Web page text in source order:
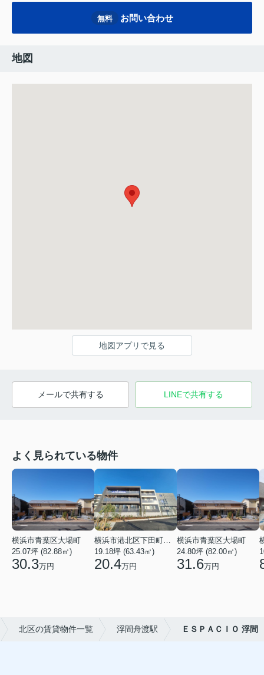
無料 お問い合わせ
地図
地図アプリで見る
メールで共有する LINEで共有する
よく見られている物件
横浜市青葉区大場町
25.07坪 (82.88㎡)
30.3万円
19.18坪 (63.43㎡)
20.4万円
横浜市青葉区大場町
24.80坪 (82.00㎡)
31.6万円
北区の賃貸物件一覧 浮間舟渡駅 ＥＳＰＡＣＩＯ 浮間